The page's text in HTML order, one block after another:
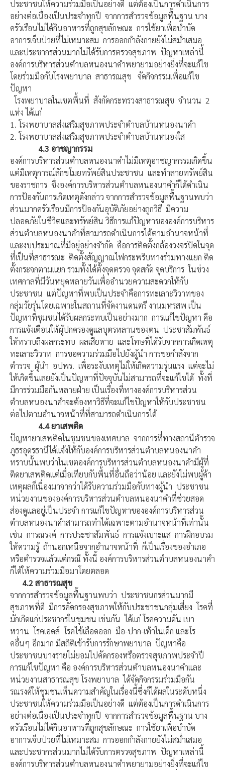
ประชาชนให้ความร่วมมือเป็นอย่างดี แต่ต้องเป็นการดำเนินการ
อย่างต่อเนื่องเป็นประจำทุกปี จากการสำรวจข้อมูลพื้นฐาน บาง
ครัวเรือนไม่ได้กินอาหารที่ถูกสุขลักษณะ การใช้ยาเพื่อบำบัด
อาการเจ็บป่วยที่ไม่เหมาะสม การออกกำลังกายยังไม่สม่ำเสมอ
และประชากรส่วนมากไม่ได้รับการตรวจสุขภาพ ปัญหาเหล่านี้
องค์การบริหารส่วนตำบลหนองนาคำพยายามอย่างยิ่งที่จะแก้ไข
โดยร่วมมือกับโรงพยาบาล สาธารณสุข จัดกิจกรรมเพื่อแก้ไข
ปัญหา
โรงพยาบาลในเขตพื้นที่ สังกัดกระทรวงสาธารณสุข จำนวน 2
แห่ง ได้แก่
1. โรงพยาบาลส่งเสริมสุขภาพประจำตำบลบ้านหนองนาคำ
2. โรงพยาบาลส่งเสริมสุขภาพประจำตำบลบ้านหนองใส
4.3 อาชญากรรม
องค์การบริหารส่วนตำบลหนองนาคำไม่มีเหตุอาชญากรรมเกิดขึ้น
แต่มีเหตุการณ์ลักขโมยทรัพย์สินประชาชน และทำลายทรัพย์สิน
ของราชการ ซึ่งองค์การบริหารส่วนตำบลหนองนาคำก็ได้ดำเนิน
การป้องกันการเกิดเหตุดังกล่าว จากการสำรวจข้อมูลพื้นฐานพบว่า
ส่วนมากครัวเรือนมีการป้องกันอุบัติภัยอย่างถูกวิธี มีความ
ปลอดภัยในชีวิตและทรัพย์สิน วิธีการแก้ปัญหาขององค์การบริหาร
ส่วนตำบลหนองนาคำที่สามารถดำเนินการได้ตามอำนาจหน้าที่
และงบประมาณที่มีอยู่อย่างจำกัด คือการติดตั้งกล้องวงจรปิดในจุด
ที่เป็นที่สาธารณะ ติดตั้งสัญญาณไฟกระพริบทางร่วมทางแยก ติด
ตั้งกระจกตามแยก รวมทั้งได้ตั้งจุดตรวจ จุดสกัด จุดบริการ ในช่วง
เทศกาลที่มีวันหยุดหลายวันเพื่ออำนวยความสะดวกให้กับ
ประชาชน แต่ปัญหาที่พบเป็นประจำคือการทะเลาะวิวาทของ
กลุ่มวัยรุ่นโดยเฉพาะในสถานที่จัดงานดนตรี งานมหรสพ เป็น
ปัญหาที่ชุมชนได้รับผลกระทบเป็นอย่างมาก การแก้ไขปัญหา คือ
การแจ้งเตือนให้ผู้ปกครองดูแลบุตรหลานของตน ประชาสัมพันธ์
ให้ทราบถึงผลกระทบ ผลเสียหาย และโทษที่ได้รับจากการเกิดเหตุ
ทะเลาะวิวาท การขอความร่วมมือไปยังผู้นำ การขอกำลังจาก
ตำรวจ ผู้นำ อปพร. เพื่อระงับเหตุไม่ให้เกิดความรุ่นแรง แต่จะไม่
ให้เกิดขึ้นเลยยังเป็นปัญหาที่ปัจจุบันไม่สามารถที่จะแก้ไขได้ ทั้งที่
มีการร่วมมือกันหลายฝ่าย เป็นเรื่องที่ทางองค์การบริหารส่วน
ตำบลหนองนาคำจะต้องหาวิธีที่จะแก้ไขปัญหาให้กับประชาชน
ต่อไปตามอำนาจหน้าที่ที่สามารถดำเนินการได้
4.4ยาเสพติด
ปัญหายาเสพติดในชุมชนของเทศบาล จากการที่ทางสถานีตำรวจ
ภูธรอุดรธานีได้แจ้งให้กับองค์การบริหารส่วนตำบลหนองนาคำ
ทราบนั้นพบว่าในเขตองค์การบริหารส่วนตำบลหนองนาคำมีผู้ที่
ติดยาเสพติดแต่เมื่อเทียบกับพื้นที่อื่นถือว่าน้อย และยังไม่พบผู้ค้า
เหตุผลก็เนื่องมาจากว่าได้รับความร่วมมือกับทางผู้นำ ประชาชน
หน่วยงานขององค์การบริหารส่วนตำบลหนองนาคำที่ช่วยสอด
ส่องดูแลอยู่เป็นประจำ การแก้ไขปัญหาขององค์การบริหารส่วน
ตำบลหนองนาคำสามารถทำได้เฉพาะตามอำนาจหน้าที่เท่านั้น
เช่น การณรงค์ การประชาสัมพันธ์ การแจ้งเบาะแส การฝึกอบรม
ให้ความรู้ ถ้านอกเหนือจากอำนาจหน้าที่ ก็เป็นเรื่องของอำเภอ
หรือตำรวจแล้วแต่กรณี ทั้งนี้ องค์การบริหารส่วนตำบลหนองนาคำ
ก็ได้ให้ความร่วมมือมาโดยตลอด
4.2สาธารณสุข
จากการสำรวจข้อมูลพื้นฐานพบว่า ประชาชนกรส่วนมากมี
สุขภาพที่ดี มีการคัดกรองสุขภาพให้กับประชาชนกลุ่มเสี่ยง โรคที่
มักเกิดแก่ประชากรในชุมชน เช่นกัน ได้แก่ โรคความดัน เบา
หวาน โรคเอดส์ โรคไข้เลือดออก มือ-ปาก-เท้าในเด็ก และโร
คอื่นๆ อีกมาก มีสถิติเข้ารับการรักษาพยาบาล ปัญหาคือ
ประชาชนบางรายไม่ยอมไปคัดกรองหรือตรวจสุขภาพประจำปี
การแก้ไขปัญหา คือ องค์การบริหารส่วนตำบลหนองนาคำและ
หน่วยงานสาธารณสุข โรงพยาบาล ได้จัดกิจกรรมร่วมมือกัน
รณรงค์ให้ชุมชนเห็นความสำคัญในเรื่องนี้ซึ่งก็ได้ผลในระดับหนึ่ง
ประชาชนให้ความร่วมมือเป็นอย่างดี แต่ต้องเป็นการดำเนินการ
อย่างต่อเนื่องเป็นประจำทุกปี จากการสำรวจข้อมูลพื้นฐาน บาง
ครัวเรือนไม่ได้กินอาหารที่ถูกสุขลักษณะ การใช้ยาเพื่อบำบัด
อาการเจ็บป่วยที่ไม่เหมาะสม การออกกำลังกายยังไม่สม่ำเสมอ
และประชากรส่วนมากไม่ได้รับการตรวจสุขภาพ ปัญหาเหล่านี้
องค์การบริหารส่วนตำบลหนองนาคำพยายามอย่างยิ่งที่จะแก้ไข